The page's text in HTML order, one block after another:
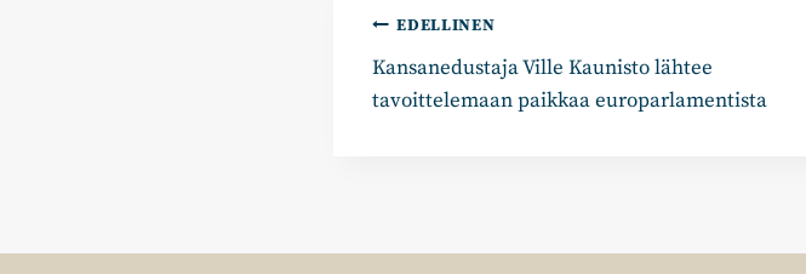
Artikkelien
selaus
EDELLINEN
Kansanedustaja Ville Kaunisto lähtee
tavoittelemaan paikkaa europarlamentista